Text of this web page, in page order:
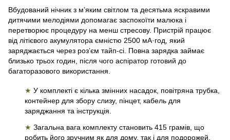
Вбудований нічник з м’яким світлом та десятьма яскравими
дитячими мелодіями допомагає заспокоїти малюка і
перетворює процедуру на менш стресову. Пристрій працює
від літієвого акумулятора ємністю 2500 мА·год, який
заряджається через роз’єм тайп-сі. Повна зарядка займає
близько трьох годин, після чого аспіратор готовий до
багаторазового використання.
★ У комплекті є кілька змінних насадок, повітряна трубка,
контейнер для збору слизу, пінцет, кабель для
заряджання та інструкція.
★ Загальна вага комплекту становить 415 грамів, що
робить його зручним як для дому, так і для подорожей.